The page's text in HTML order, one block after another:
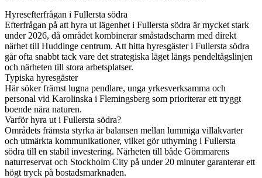
Hyresefterfrågan i Fullersta södra
Efterfrågan på att hyra ut lägenhet i Fullersta södra är mycket stark
under 2026, då området kombinerar småstadscharm med direkt
närhet till Huddinge centrum. Att hitta hyresgäster i Fullersta södra
går ofta snabbt tack vare det strategiska läget längs pendeltågslinjen
och närheten till stora arbetsplatser.
Typiska hyresgäster
Här söker främst lugna pendlare, unga yrkesverksamma och
personal vid Karolinska i Flemingsberg som prioriterar ett tryggt
boende nära naturen.
Varför hyra ut i Fullersta södra?
Områdets främsta styrka är balansen mellan lummiga villakvarter
och utmärkta kommunikationer, vilket gör uthyrning i Fullersta
södra till en stabil investering. Närheten till både Gömmarens
naturreservat och Stockholm City på under 20 minuter garanterar ett
högt tryck på bostadsmarknaden.